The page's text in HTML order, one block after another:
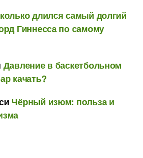
длился самый долгий
Гиннесса по самому
Давление в баскетбольном
качать?
Чёрный изюм: польза и